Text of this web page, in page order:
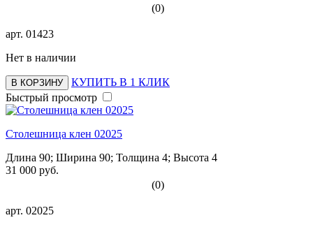
(0)
арт. 01423
Нет в наличии
В КОРЗИНУ
КУПИТЬ В 1 КЛИК
Быстрый просмотр
Столешница клен 02025
Длина 90; Ширина 90; Толщина 4; Высота 4
31 000 руб.
(0)
арт. 02025